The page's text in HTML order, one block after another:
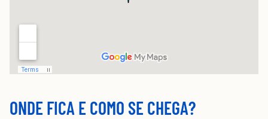
ONDE FICA E COMO SE CHEGA?